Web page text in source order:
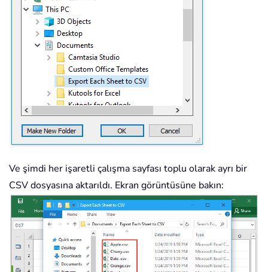
Ve şimdi her işaretli çalışma sayfası toplu olarak ayrı bir
CSV dosyasına aktarıldı. Ekran görüntüsüne bakın: